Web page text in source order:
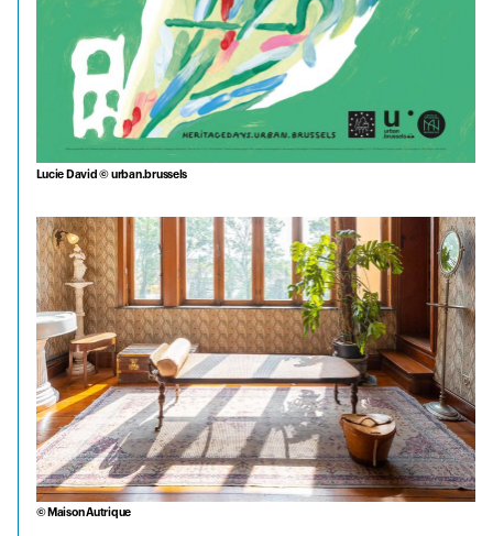
Lucie David © urban.brussels
© Maison Autrique